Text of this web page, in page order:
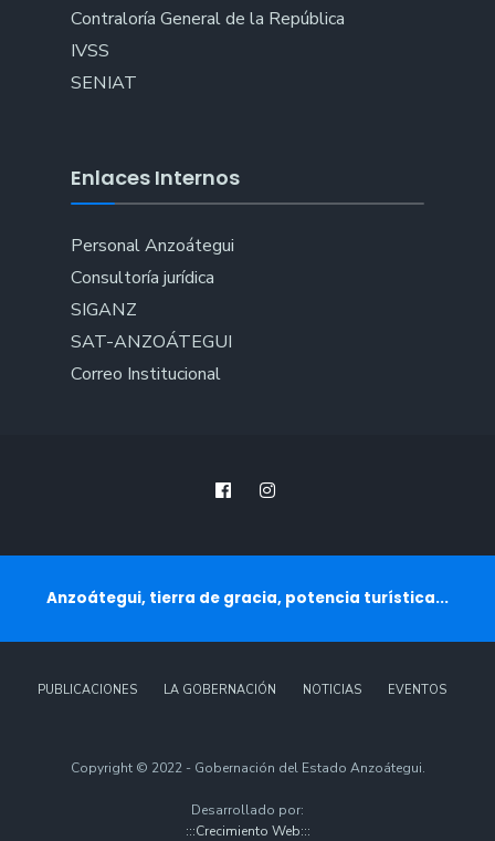
Contraloría General de la República
IVSS
SENIAT
Enlaces Internos
Personal Anzoátegui
Consultoría jurídica
SIGANZ
SAT-ANZOÁTEGUI
Correo Institucional
Anzoátegui, tierra de gracia, potencia turística...
PUBLICACIONES LA GOBERNACIÓN NOTICIAS EVENTOS
Copyright © 2022 - Gobernación del Estado Anzoátegui.
Desarrollado por:
:::Crecimiento Web:::